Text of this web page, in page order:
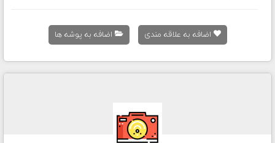
اضافه به علاقه مندی اضافه به پوشه ها